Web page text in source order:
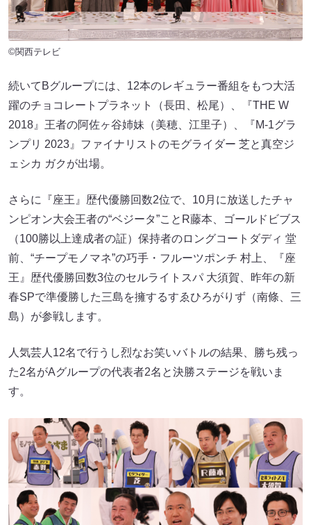
©関西テレビ
続いてBグループには、12本のレギュラー番組をもつ大活
躍のチョコレートプラネット（長田、松尾）、『THE W
2018』王者の阿佐ヶ谷姉妹（美穂、江里子）、『M-1グラ
ンプリ 2023』ファイナリストのモグライダー 芝と真空ジ
ェシカ ガクが出場。
さらに『座王』歴代優勝回数2位で、10月に放送したチャ
ンピオン大会王者の“ベジータ”ことR藤本、ゴールドビブス
（100勝以上達成者の証）保持者のロングコートダディ 堂
前、“チープモノマネ”の巧手・フルーツポンチ 村上、『座
王』歴代優勝回数3位のセルライトスパ 大須賀、昨年の新
春SPで準優勝した三島を擁するすゑひろがりず（南條、三
島）が参戦します。
人気芸人12名で行うし烈なお笑いバトルの結果、勝ち残っ
た2名がAグループの代表者2名と決勝ステージを戦いま
す。